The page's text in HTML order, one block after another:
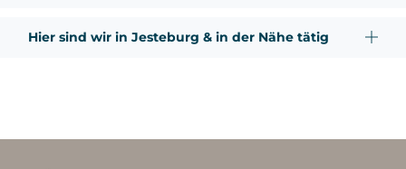
Hier sind wir in Jesteburg & in der Nähe tätig